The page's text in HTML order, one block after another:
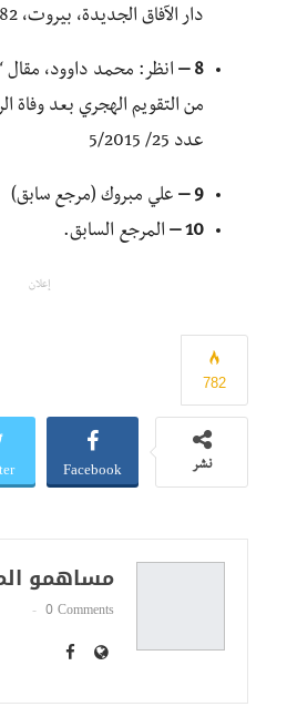
دار الآفاق الجديدة، بيروت، 1982
8 –
انظر: محمد داوود، مقال
من التقويم الهجري بعد وفاة
عدد 25/ 5/2015
9 –
علي مبروك (مرجع سابق)
10 –
المرجع السابق.
إعلان
782
نشر Facebook
مساهمو
0 Comments